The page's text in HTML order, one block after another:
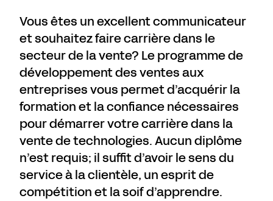
Vous êtes un excellent communicateur
et souhaitez faire carrière dans le
secteur de la vente? Le programme de
développement des ventes aux
entreprises vous permet d’acquérir la
formation et la confiance nécessaires
pour démarrer votre carrière dans la
vente de technologies. Aucun diplôme
n’est requis; il suffit d’avoir le sens du
service à la clientèle, un esprit de
compétition et la soif d’apprendre.